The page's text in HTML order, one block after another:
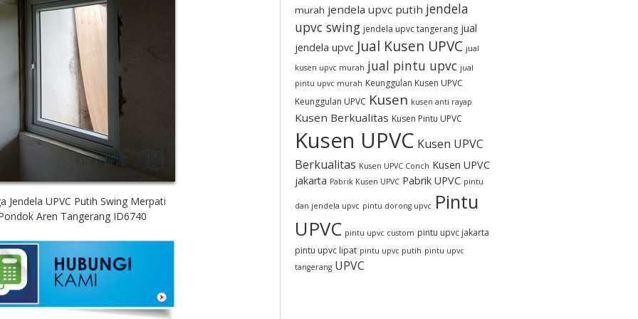
Jendela UPVC Putih Swing Merpati
Aren Tangerang ID6740
murah jendela upvc putih jendela
upvc swing jendela upvc tangerang jual
jendela upvc Jual Kusen UPVC jual
kusen upvc murah jual pintu upvc jual
pintu upvc murah Keunggulan Kusen UPVC
Keunggulan UPVC Kusen kusen anti rayap
Kusen Berkualitas Kusen Pintu UPVC
Kusen UPVC Kusen UPVC
Berkualitas Kusen UPVC Conch Kusen UPVC
jakarta Pabrik Kusen UPVC Pabrik UPVC pintu
dan jendela upvc pintu dorong upvc Pintu
UPVC pintu upvc custom pintu upvc jakarta
pintu upvc lipat pintu upvc putih pintu upvc
tangerang UPVC